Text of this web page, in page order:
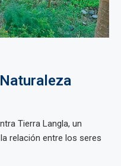
Tierra Langla, un
relación entre los seres